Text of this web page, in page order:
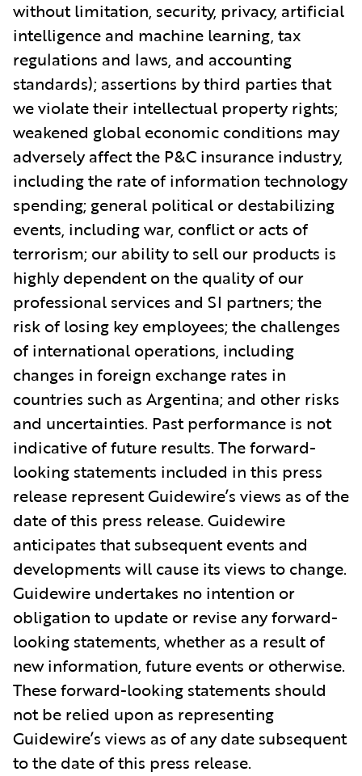
without limitation, security, privacy, artificial
intelligence and machine learning, tax
regulations and laws, and accounting
standards); assertions by third parties that
we violate their intellectual property rights;
weakened global economic conditions may
adversely affect the P&C insurance industry,
including the rate of information technology
spending; general political or destabilizing
events, including war, conflict or acts of
terrorism; our ability to sell our products is
highly dependent on the quality of our
professional services and SI partners; the
risk of losing key employees; the challenges
of international operations, including
changes in foreign exchange rates in
countries such as Argentina; and other risks
and uncertainties. Past performance is not
indicative of future results. The forward-
looking statements included in this press
release represent Guidewire’s views as of the
date of this press release. Guidewire
anticipates that subsequent events and
developments will cause its views to change.
Guidewire undertakes no intention or
obligation to update or revise any forward-
looking statements, whether as a result of
new information, future events or otherwise.
These forward-looking statements should
not be relied upon as representing
Guidewire’s views as of any date subsequent
to the date of this press release.